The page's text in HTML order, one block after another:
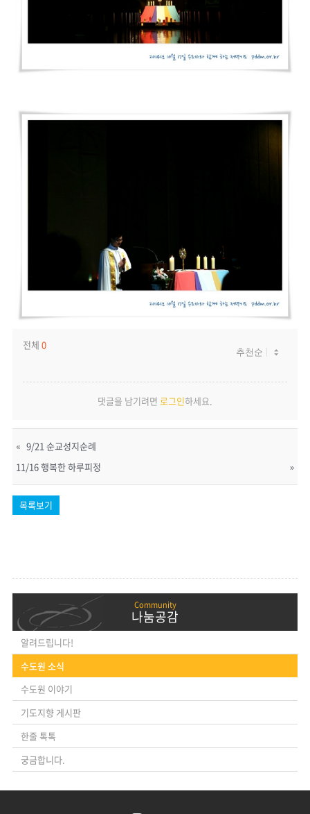
전체 0
댓글을 남기려면 로그인하세요.
« 9/21 순교성지순례
11/16 행복한 하루피정
»
목록보기
나눔공감
알려드립니다!
수도원 소식
수도원 이야기
기도지향 게시판
한줄 톡톡
궁금합니다.